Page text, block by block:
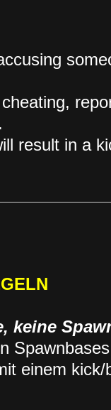
result in a
keine
einem kick/